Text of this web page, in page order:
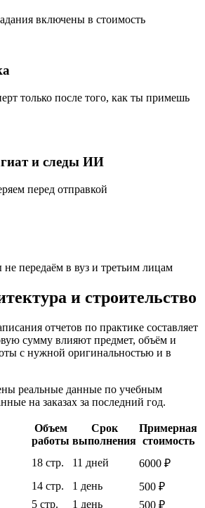
включены в стоимость
только после того, как ты примешь
и следы ИИ
перед отправкой
передаём в вуз и третьим лицам
и строительство
отчетов по практике составляет
сумму влияют предмет, объём и
с нужной оригинальностью и в
реальные данные по учебным
на заказах за последний год.
Объем
работы
Срок
выполнения
Примерная
стоимость
18 стр. 11 дней
6000 ₽
14 стр. 1 день
500 ₽
5 стр. 1 день 500 ₽